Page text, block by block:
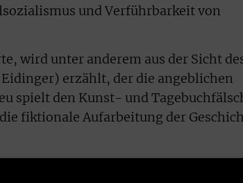
und Verführbarkeit von
wird unter anderem aus der Sicht
erzählt, der die angeblichen
spielt den Kunst- und
fiktionale Aufarbeitung der